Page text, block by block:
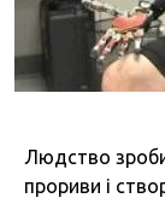
Людство
прориви і